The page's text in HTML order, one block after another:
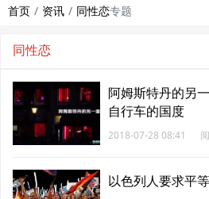
首页
资讯 同性恋专题
同性恋
阿姆斯特丹的另
自行车的国度
2018-07-28 08:41
以色列人要求平